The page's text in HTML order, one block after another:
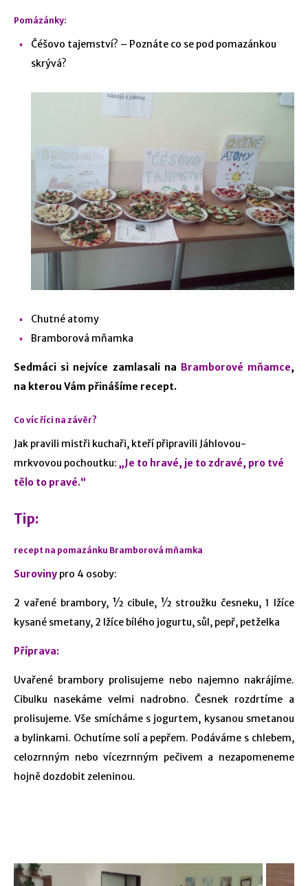
Pomázánky:
Čéšovo tajemství? – Poznáte co se pod pomazánkou
skrývá?
Chutné atomy
Bramborová mňamka
Sedmáci si nejvíce zamlasali na Bramborové mňamce,
na kterou Vám přinášíme recept.
Co víc říci na závěr?
Jak pravili mistři kuchaři, kteří připravili Jáhlovou-
mrkvovou pochoutku: „Je to hravé, je to zdravé, pro tvé
tělo to pravé.“
Tip:
recept na pomazánku Bramborová mňamka
Suroviny pro 4 osoby:
2 vařené brambory, ½ cibule, ½ stroužku česneku, 1 lžíce
kysané smetany, 2 lžíce bílého jogurtu, sůl, pepř, petželka
Příprava:
Uvařené brambory prolisujeme nebo najemno nakrájíme.
Cibulku nasekáme velmi nadrobno. Česnek rozdrtíme a
prolisujeme. Vše smícháme s jogurtem, kysanou smetanou
a bylinkami. Ochutíme solí a pepřem. Podáváme s chlebem,
celozrnným nebo vícezrnným pečivem a nezapomeneme
hojně dozdobit zeleninou.